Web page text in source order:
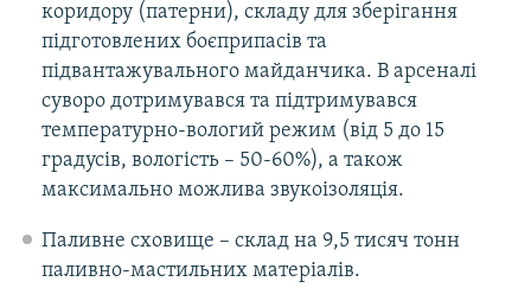
коридору (патерни), складу для зберігання
підготовлених боєприпасів та
підвантажувального майданчика. В арсеналі
суворо дотримувався та підтримувався
температурно-вологий режим (від 5 до 15
градусів, вологість – 50-60%), а також
максимально можлива звукоізоляція.
Паливне сховище – склад на 9,5 тисяч тонн
паливно-мастильних матеріалів.